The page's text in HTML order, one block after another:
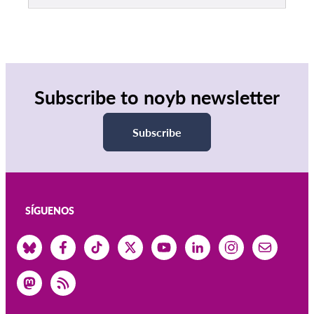
Subscribe to noyb newsletter
Subscribe
SÍGUENOS